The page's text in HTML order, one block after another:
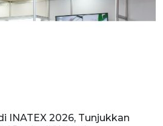
INATEX 2026, Tunjukkan